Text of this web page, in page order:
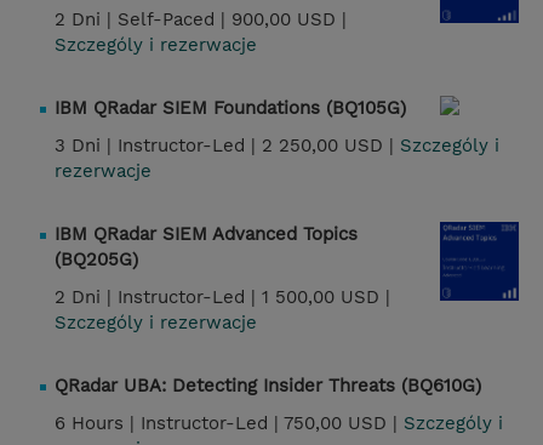
2 Dni | Self-Paced | 900,00 USD |
Szczególy i rezerwacje
IBM QRadar SIEM Foundations (BQ105G)
3 Dni | Instructor-Led | 2 250,00 USD | Szczególy i
rezerwacje
IBM QRadar SIEM Advanced Topics
(BQ205G)
2 Dni | Instructor-Led | 1 500,00 USD |
Szczególy i rezerwacje
QRadar UBA: Detecting Insider Threats (BQ610G)
6 Hours | Instructor-Led | 750,00 USD | Szczególy i